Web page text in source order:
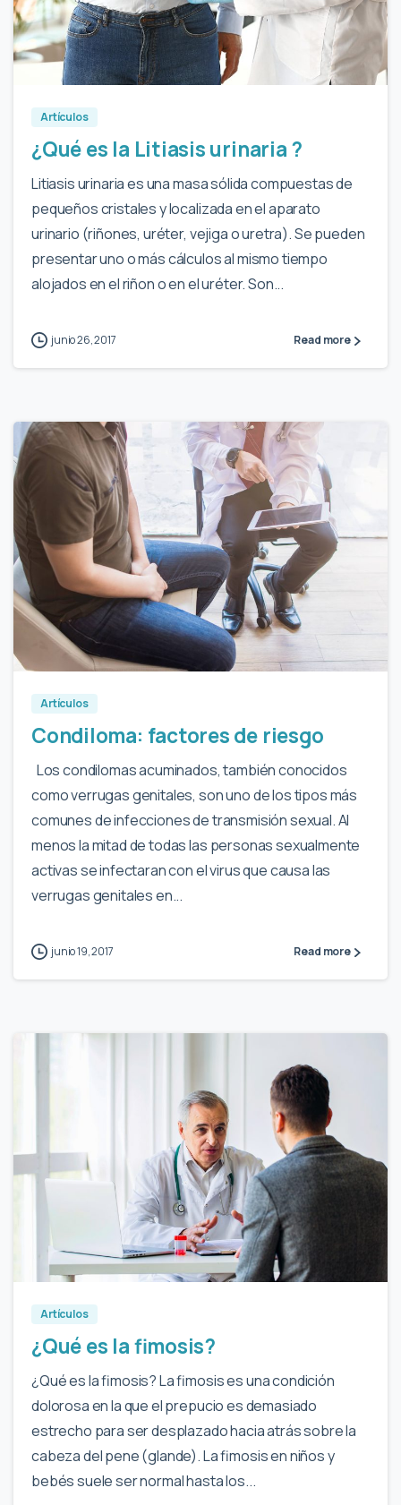
0
Artículos
¿Qué es la Litiasis urinaria ?
Litiasis urinaria es una masa sólida compuestas de
pequeños cristales y localizada en el aparato
urinario (riñones, uréter, vejiga o uretra). Se pueden
presentar uno o más cálculos al mismo tiempo
alojados en el riñon o en el uréter. Son...
junio 26, 2017 Read more
1
Artículos
Condiloma: factores de riesgo
Los condilomas acuminados, también conocidos
como verrugas genitales, son uno de los tipos más
comunes de infecciones de transmisión sexual. Al
menos la mitad de todas las personas sexualmente
activas se infectaran con el virus que causa las
verrugas genitales en...
junio 19, 2017 Read more
Artículos
¿Qué es la fimosis?
¿Qué es la fimosis? La fimosis es una condición
dolorosa en la que el prepucio es demasiado
estrecho para ser desplazado hacia atrás sobre la
cabeza del pene (glande). La fimosis en niños y
bebés suele ser normal hasta los...